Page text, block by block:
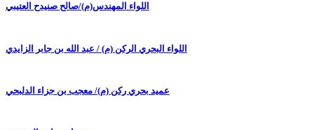
اللواء المهندس(م)/صالح صنيدح العتيبي
اللواء البحري الركن (م) / عبد الله بن جابر الزايدي
عميد بحري ركن (م)/ معجب بن جزاء الدلبحي